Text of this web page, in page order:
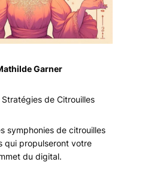
Garner
Stratégies de Citrouilles
symphonies de citrouilles
qui propulseront votre
du digital.